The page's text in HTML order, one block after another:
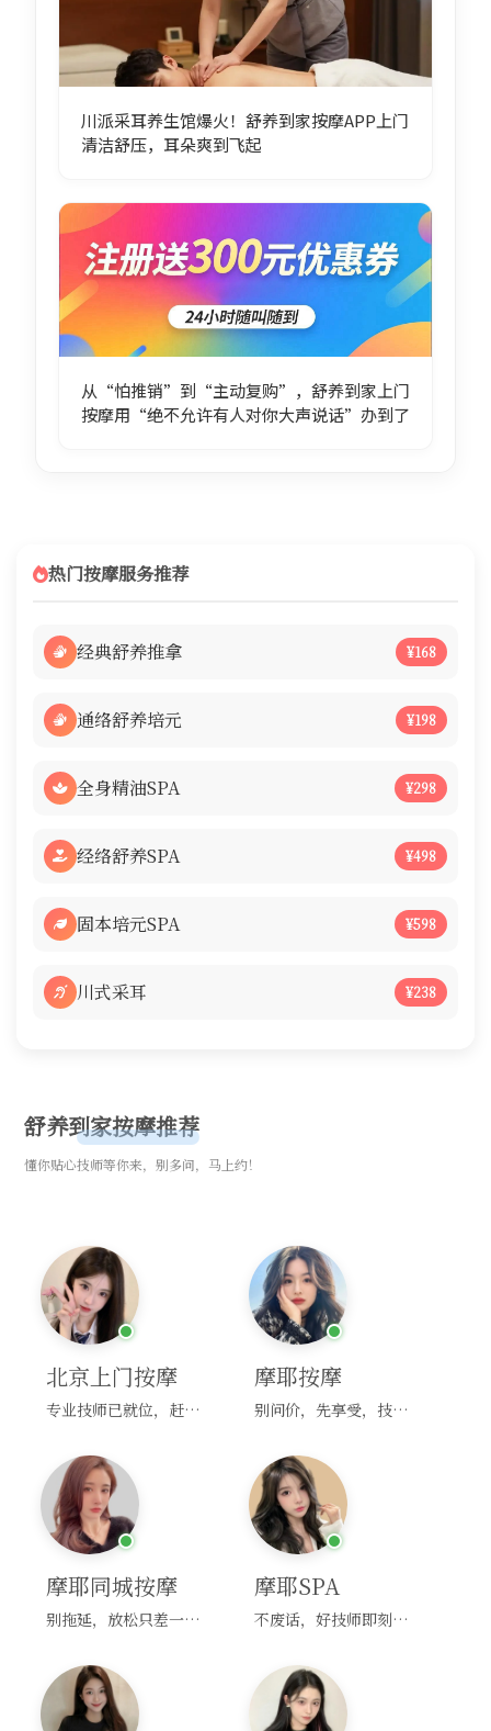
川派采耳养生馆爆火！舒养到家按摩APP上门
清洁舒压，耳朵爽到飞起
从“怕推销”到“主动复购”，舒养到家上门
按摩用“绝不允许有人对你大声说话”办到了
热门按摩服务推荐
经典舒养推拿 ¥168
通络舒养培元 ¥198
全身精油SPA ¥298
经络舒养SPA ¥498
固本培元SPA ¥598
川式采耳 ¥238
舒养到家按摩推荐
懂你贴心技师等你来，别多问，马上约！
北京上门按摩
专业技师已就位，赶紧下单！
摩耶按摩
别问价，先享受，技师马上到！
摩耶同城按摩
别拖延，放松只差一次点击！
摩耶SPA
不废话，好技师即刻上门，约！